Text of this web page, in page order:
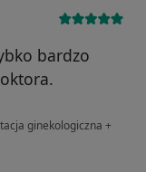
bardzo
ginekologiczna +